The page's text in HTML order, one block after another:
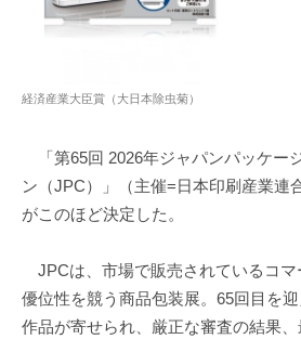
経済産業大臣賞（大日本除虫菊）
「第65回 2026年ジャパンパッケー
ン（JPC）」（主催=日本印刷産業連
がこのほど決定した。
JPCは、市場で販売されているコマ
優位性を競う商品包装展。65回目を
作品が寄せられ、厳正な審査の結果